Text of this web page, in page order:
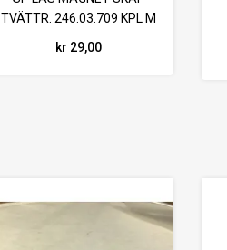
TVÄTTR. 246.03.709 KPL M
kr 29,00